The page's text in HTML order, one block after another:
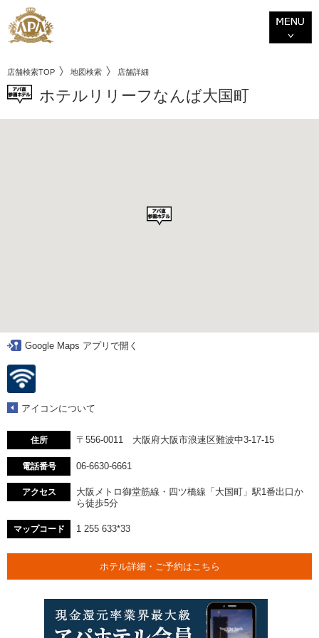
店舗検索TOP 地図検索 店舗詳細
ホテルリリーフなんば大国町
Google Maps アプリで開く
アイコンについて
住所 〒556-0011 大阪府大阪市浪速区難波中3-17-15
電話番号 06-6630-6661
アクセス
大阪メトロ御堂筋線・四ツ橋線「大国町」駅1番出口か
ら徒歩5分
マップコード 1 255 633*33
ホテル詳細・ご予約はこちら